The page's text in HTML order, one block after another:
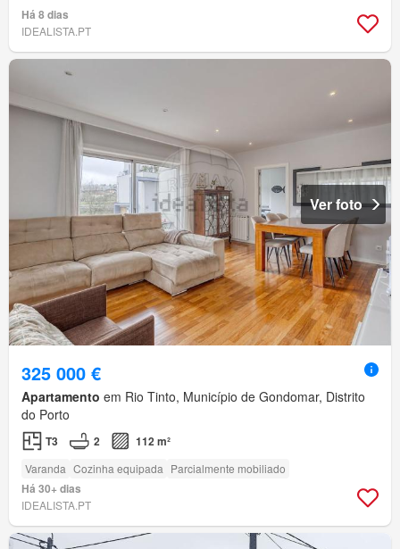
Há 8 dias
IDEALISTA.PT
Ver foto
325 000 €
Apartamento em Rio Tinto, Município de Gondomar, Distrito
do Porto
T3 2 112 m²
Varanda Cozinha equipada Parcialmente mobiliado
Há 30+ dias
IDEALISTA.PT